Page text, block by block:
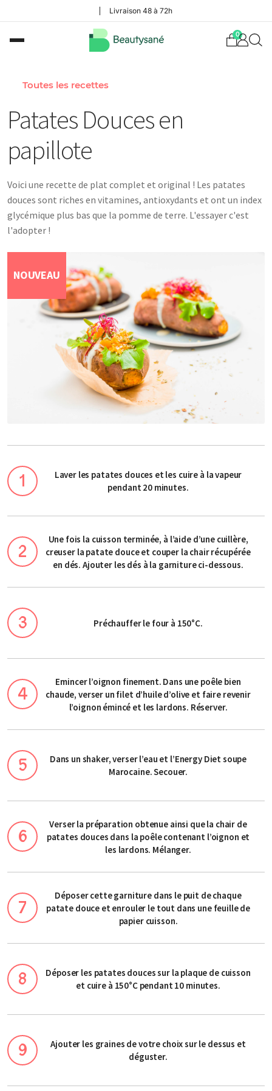
Livraison 48 à 72h
0
Toutes les recettes
Patates Douces en
papillote
Voici une recette de plat complet et original ! Les patates
douces sont riches en vitamines, antioxydants et ont un index
glycémique plus bas que la pomme de terre. L'essayer c'est
l'adopter !
NOUVEAU
Laver les patates douces et les cuire à la vapeur
pendant 20 minutes.
Une fois la cuisson terminée, à l’aide d’une cuillère,
creuser la patate douce et couper la chair récupérée
en dés. Ajouter les dés à la garniture ci-dessous.
Préchauffer le four à 150°C.
Emincer l’oignon finement. Dans une poêle bien
chaude, verser un filet d’huile d’olive et faire revenir
l’oignon émincé et les lardons. Réserver.
Dans un shaker, verser l’eau et l’Energy Diet soupe
Marocaine. Secouer.
Verser la préparation obtenue ainsi que la chair de
patates douces dans la poêle contenant l’oignon et
les lardons. Mélanger.
Déposer cette garniture dans le puit de chaque
patate douce et enrouler le tout dans une feuille de
papier cuisson.
Déposer les patates douces sur la plaque de cuisson
et cuire à 150°C pendant 10 minutes.
Ajouter les graines de votre choix sur le dessus et
déguster.